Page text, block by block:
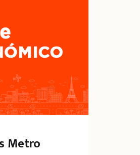
Metro